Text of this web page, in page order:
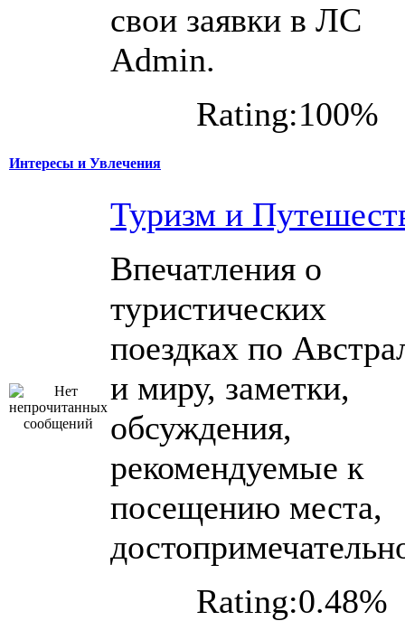
свои заявки в ЛС
Admin.
Rating:100%
Интересы и Увлечения
Туризм и
Впечатления о
туристических
поездках по
и миру, заметки,
обсуждения,
рекомендуемые к
посещению места,
Rating:0.48%